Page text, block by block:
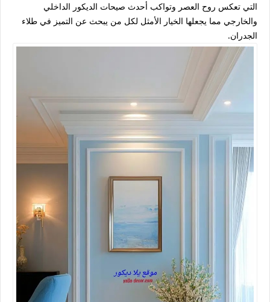
التي تعكس روح العصر وتواكب أحدث صيحات الديكور الداخلي
والخارجي مما يجعلها الخيار الأمثل لكل من يبحث عن التميز في طلاء
الجدران.